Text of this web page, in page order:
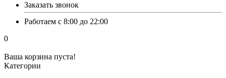
Заказать звонок
Работаем с 8:00 до 22:00
0
Ваша корзина пуста!
Категории